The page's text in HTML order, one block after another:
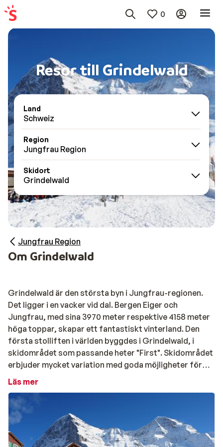
0
Resor till Grindelwald
Land
Schweiz
Region
Jungfrau Region
Skidort
Grindelwald
Jungfrau Region
Om Grindelwald
Grindelwald är den största byn i Jungfrau-regionen.
Det ligger i en vacker vid dal. Bergen Eiger och
Jungfrau, med sina 3970 meter respektive 4158 meter
höga toppar, skapar ett fantastiskt vinterland. Den
första stolliften i världen byggdes i Grindelwald, i
skidområdet som passande heter "First". Skidområdet
erbjuder mycket variation med goda möjligheter för
både avancerade åkare och nybörjare. På 2168 meters
Grindelwald, kommer nybörjare att hitta ett antal
enklare pister. Snowboardåkare kan roa sig i och runt
Grindelwald, inklusive snowparken White Elements.
Längdskidåkare och vandrare har även flera stigar och
Läs mer